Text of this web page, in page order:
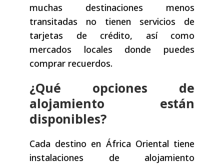
muchas destinaciones menos
transitadas no tienen servicios de
tarjetas de crédito, así como
mercados locales donde puedes
comprar recuerdos.
¿Qué opciones de
alojamiento están
disponibles?
Cada destino en África Oriental tiene
instalaciones de alojamiento